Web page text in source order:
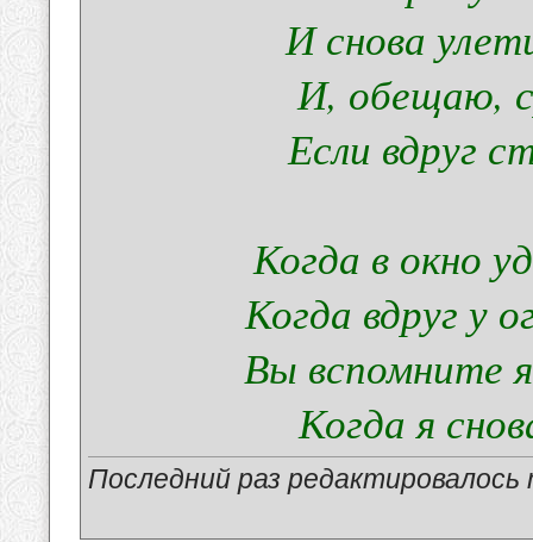
И снова
И, обещаю,
Если вдруг
Когда в окно
Когда вдруг у
Вы вспомните
Когда я
Последний раз